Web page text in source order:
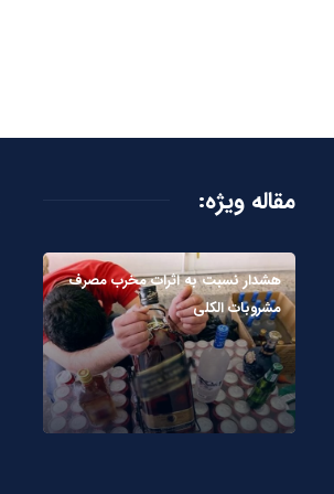
مقاله ویژه:
هشدار نسبت به اثرات مخرب مصرف
مشروبات الکلی